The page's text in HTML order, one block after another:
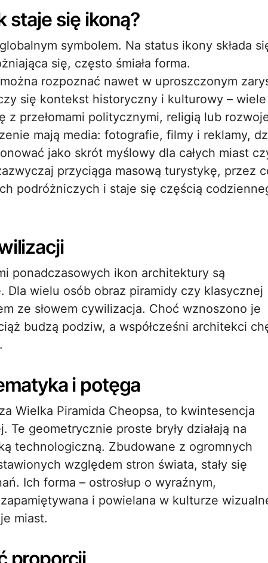
staje się ikoną?
symbolem. Na status ikony składa
się, często śmiała forma.
rozpoznać nawet w uproszczonym
się kontekst historyczny i kulturowy –
z przełomami politycznymi, religią lub
mają media: fotografie, filmy i reklamy,
jako skrót myślowy dla całych miast
przyciąga masową turystykę, przez
podróżniczych i staje się częścią
ponadczasowych ikon architektury są
wielu osób obraz piramidy czy klasycznej
ze słowem cywilizacja. Choć wznoszono je
budzą podziw, a współcześni architekci
i potęga
Wielka Piramida Cheopsa, to kwintesencja
geometrycznie proste bryły działają na
technologiczną. Zbudowane z ogromnych
względem stron świata, stały się
Ich forma – ostrosłup o wyraźnym,
i powielana w kulturze
miast.